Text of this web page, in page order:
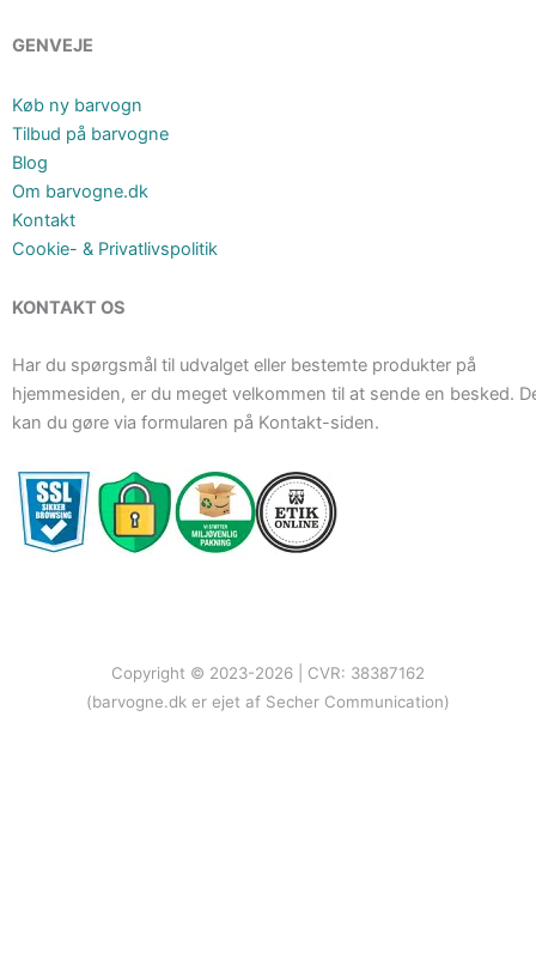
GENVEJE
Køb ny barvogn
Tilbud på barvogne
Blog
Om barvogne.dk
Kontakt
Cookie- & Privatlivspolitik
KONTAKT OS
Har du spørgsmål til udvalget eller bestemte produkter på
hjemmesiden, er du meget velkommen til at sende en besked.
kan du gøre via formularen på Kontakt-siden.
Copyright © 2023-2026 | CVR: 38387162
(barvogne.dk er ejet af Secher Communication)